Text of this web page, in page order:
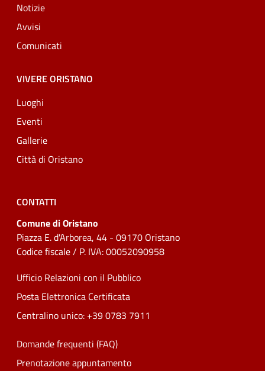
Notizie
Avvisi
Comunicati
VIVERE ORISTANO
Luoghi
Eventi
Gallerie
Città di Oristano
CONTATTI
Comune di Oristano
Piazza E. d'Arborea, 44 - 09170 Oristano
Codice fiscale / P. IVA: 00052090958
Ufficio Relazioni con il Pubblico
Posta Elettronica Certificata
Centralino unico: +39 0783 7911
Domande frequenti (FAQ)
Prenotazione appuntamento